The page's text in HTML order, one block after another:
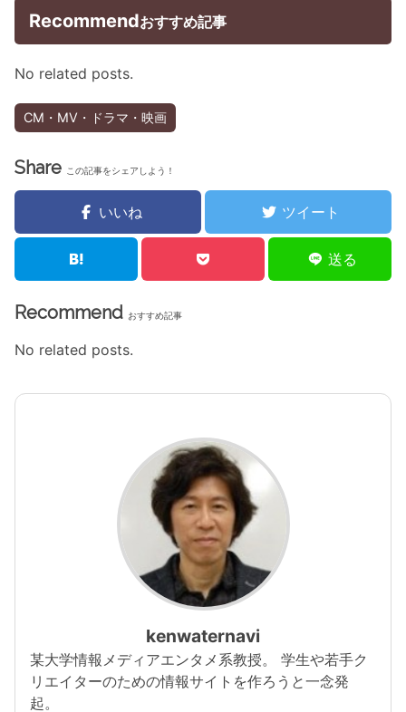
Recommendおすすめ記事
No related posts.
CM・MV・ドラマ・映画
Share この記事をシェアしよう！
いいね ツイート
送る
Recommend おすすめ記事
No related posts.
kenwaternavi
某大学情報メディアエンタメ系教授。 学生や若手ク
リエイターのための情報サイトを作ろうと一念発
起。